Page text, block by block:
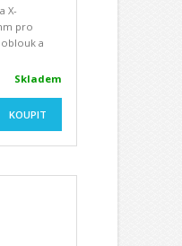
X-
pro
a
Skladem
KOUPIT